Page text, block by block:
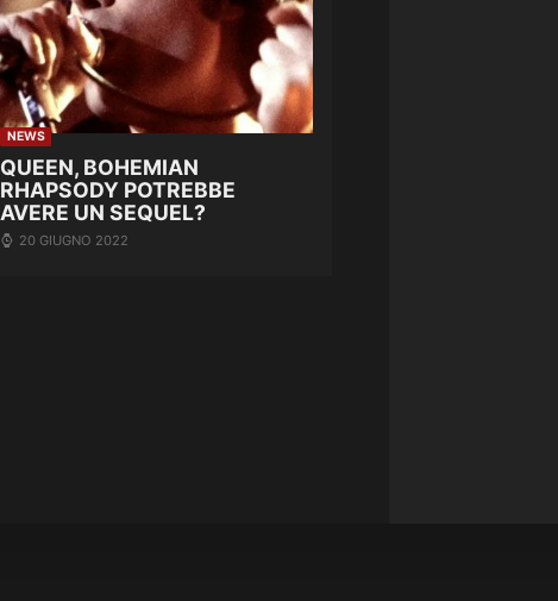
NEWS
QUEEN, BOHEMIAN
RHAPSODY POTREBBE
AVERE UN SEQUEL?
20 GIUGNO 2022